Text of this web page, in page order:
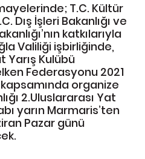
T.C. Kültür
Dış İşleri Bakanlığı ve
katkılarıyla
Valiliği işbirliğinde,
Yarış Kulübü
Federasyonu 2021
organize
2.Uluslararası Yat
yarın Marmaris’ten
Pazar günü